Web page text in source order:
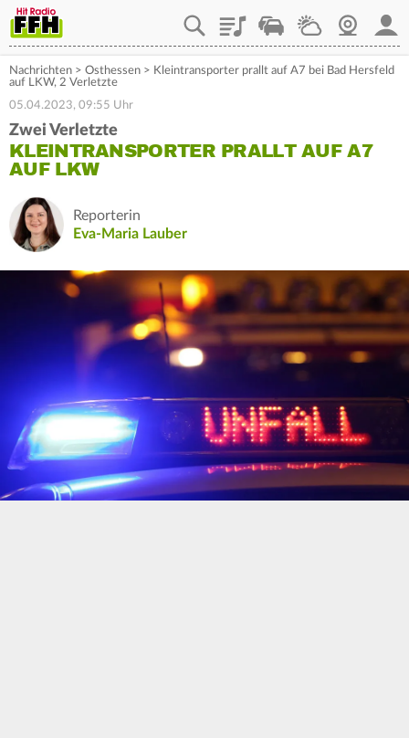
PlaylistStaupilotWetterWebcam
Nachrichten > Osthessen > Kleintransporter prallt auf A7 bei Bad Hersfeld
auf LKW, 2 Verletzte
05.04.2023, 09:55 Uhr
Zwei Verletzte
KLEINTRANSPORTER PRALLT AUF A7
AUF LKW
Reporterin
Eva-Maria Lauber